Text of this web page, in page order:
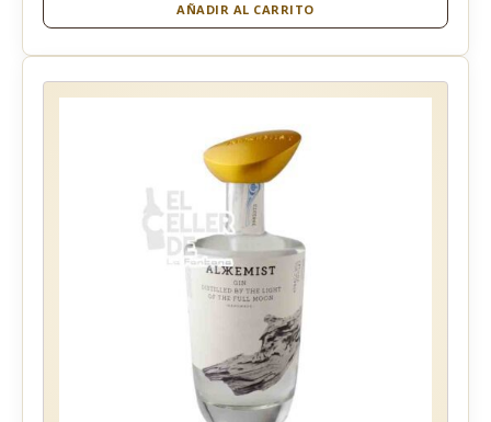
AÑADIR AL CARRITO